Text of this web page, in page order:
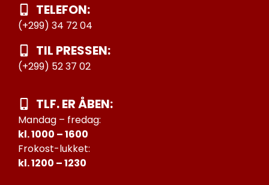
TELEFON:
(+299) 34 72 04
TIL PRESSEN:
(+299) 52 37 02
TLF. ER ÅBEN:
Mandag – fredag:
kl. 1000 – 1600
Frokost-lukket:
kl. 1200 – 1230